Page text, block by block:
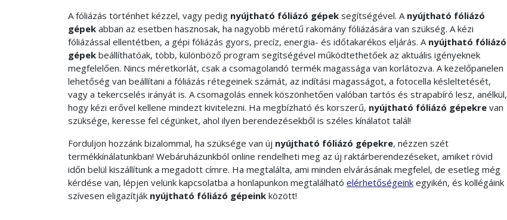
A fóliázás történhet kézzel, vagy pedig nyújtható fóliázó gépek segítségével. A nyújtható fóliázó
gépek abban az esetben hasznosak, ha nagyobb méretű rakomány fóliázására van szükség. A kézi
fóliázással ellentétben, a gépi fóliázás gyors, precíz, energia- és időtakarékos eljárás. A nyújtható fóliázó
gépek beállíthatóak, több, különböző program segítségével működtethetőek az aktuális igényeknek
megfelelően. Nincs méretkorlát, csak a csomagolandó termék magassága van korlátozva. A kezelőpanelen
lehetőség van beállítani a fóliázás rétegeinek számát, az indítási magasságot, a fotocella késleltetését,
vagy a tekercselés irányát is. A csomagolás ennek köszönhetően valóban tartós és strapabíró lesz, anélkül,
hogy kézi erővel kellene mindezt kivitelezni. Ha megbízható és korszerű, nyújtható fóliázó gépekre van
szüksége, keresse fel cégünket, ahol ilyen berendezésekből is széles kínálatot talál!
Forduljon hozzánk bizalommal, ha szüksége van új nyújtható fóliázó gépekre, nézzen szét
termékkínálatunkban! Webáruházunkból online rendelheti meg az új raktárberendezéseket, amiket rövid
időn belül kiszállítunk a megadott címre. Ha megtalálta, ami minden elvárásának megfelel, de esetleg még
kérdése van, lépjen velünk kapcsolatba a honlapunkon megtalálható elérhetőségeink egyikén, és kollégáink
szívesen eligazítják nyújtható fóliázó gépeink között!